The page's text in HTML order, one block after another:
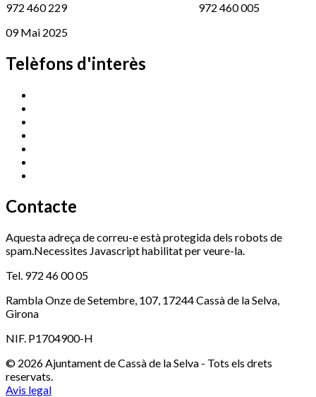
972 460 229 972 460 005
09 Mai 2025
Telèfons d'interès
Contacte
Aquesta adreça de correu-e està protegida dels robots de
spam.Necessites Javascript habilitat per veure-la.
Tel. 972 46 00 05
Rambla Onze de Setembre, 107, 17244 Cassà de la Selva,
Girona
NIF. P1704900-H
© 2026 Ajuntament de Cassà de la Selva - Tots els drets
reservats.
Avis legal